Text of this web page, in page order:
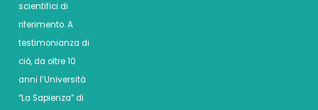
scientifici di
riferimento. A
testimonianza di
ciò, da oltre 10
anni l’Università
“La Sapienza” di